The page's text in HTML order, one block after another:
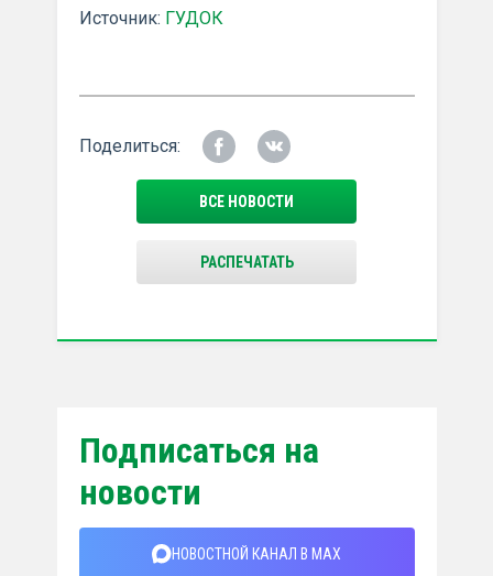
Источник: ГУДОК
Поделиться:
ВСЕ НОВОСТИ
РАСПЕЧАТАТЬ
Подписаться на
новости
НОВОСТНОЙ КАНАЛ В MAX